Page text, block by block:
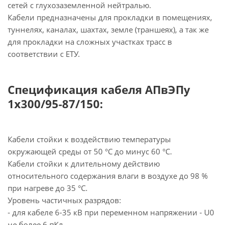
сетей с глухозаземленной нейтралью.
Кабели предназначены для прокладки в помещениях,
туннелях, каналах, шахтах, земле (траншеях), а так же
для прокладки на сложных участках трасс в
соответствии с ЕТУ.
Спецификация кабеля АПвЭПу
1х300/95-87/150:
Кабели стойки к воздействию температуры
окружающей среды от 50 °С до минус 60 °С.
Кабели стойки к длительному действию
относительного содержания влаги в воздухе до 98 %
при нагреве до 35 °С.
Уровень частичных разрядов:
- для кабеле 6-35 кВ при переменном напряжении - U0